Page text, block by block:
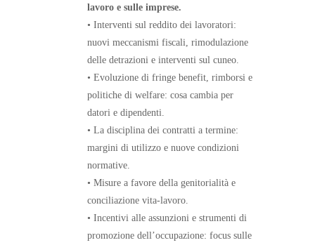
lavoro e sulle imprese.
• Interventi sul reddito dei lavoratori:
nuovi meccanismi fiscali, rimodulazione
delle detrazioni e interventi sul cuneo.
• Evoluzione di fringe benefit, rimborsi e
politiche di welfare: cosa cambia per
datori e dipendenti.
• La disciplina dei contratti a termine:
margini di utilizzo e nuove condizioni
normative.
• Misure a favore della genitorialità e
conciliazione vita-lavoro.
• Incentivi alle assunzioni e strumenti di
promozione dell’occupazione: focus sulle